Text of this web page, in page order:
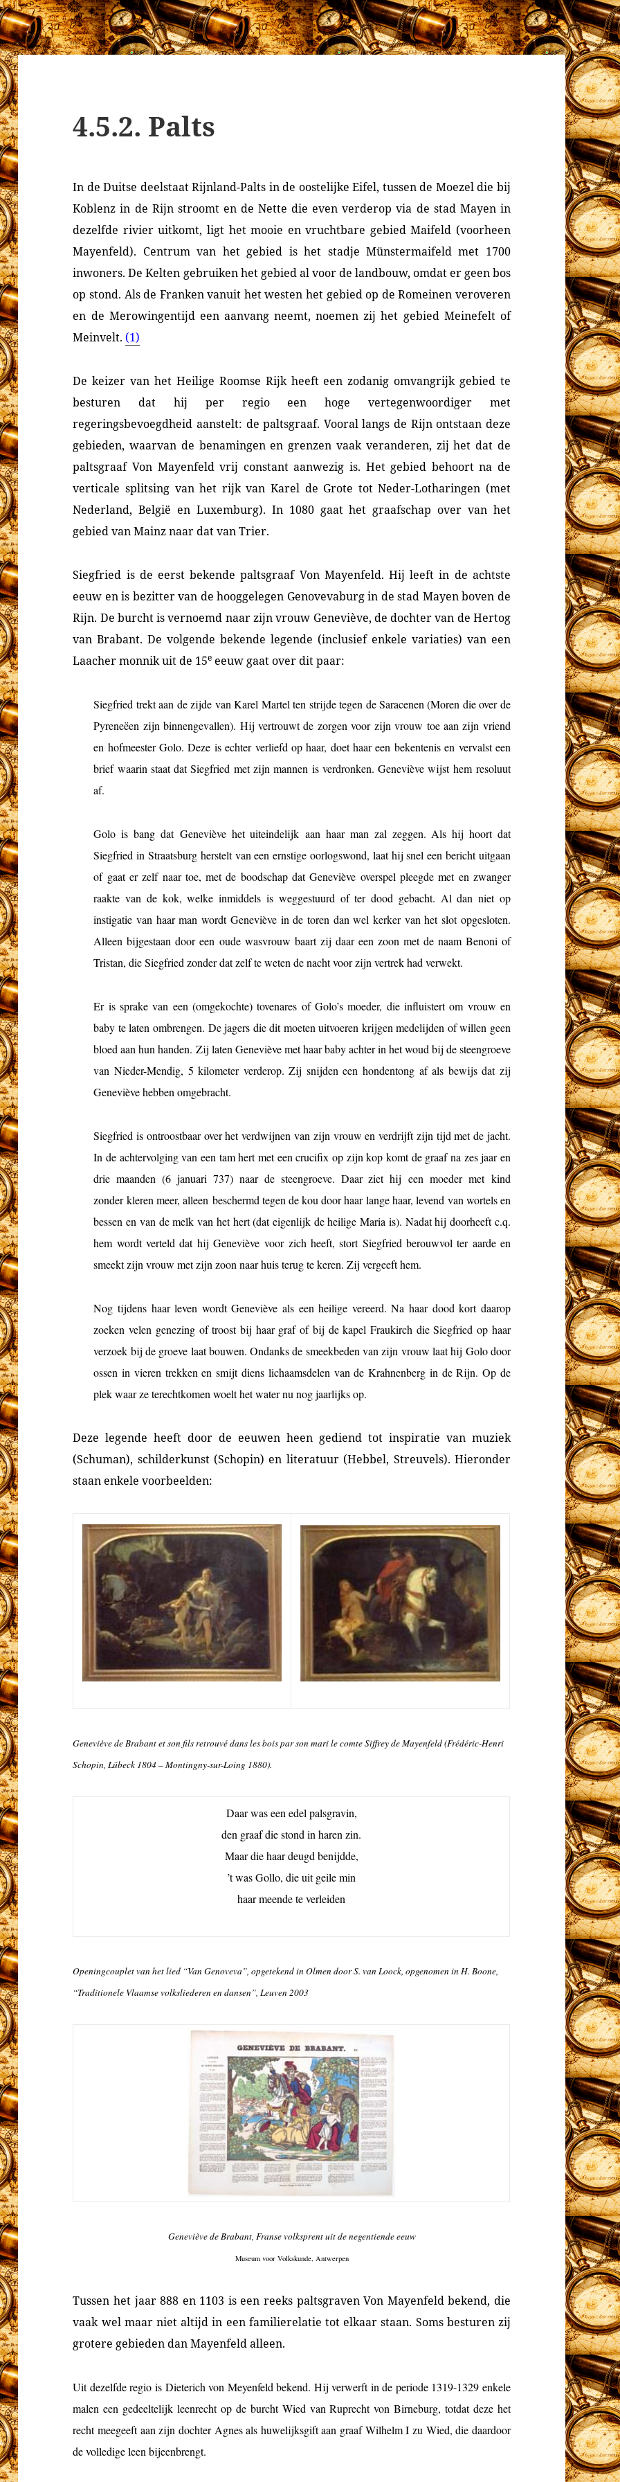
4.5.2. Palts
In de Duitse deelstaat Rijnland-Palts in de oostelijke Eifel, tussen de Moezel die bij
Koblenz in de Rijn stroomt en de Nette die even verderop via de stad Mayen in
dezelfde rivier uitkomt, ligt het mooie en vruchtbare gebied Maifeld (voorheen
Mayenfeld). Centrum van het gebied is het stadje Münstermaifeld met 1700
inwoners.De Kelten gebruiken het gebied al voor de landbouw, omdat er geen bos
op stond. Als de Franken vanuit het westen het gebied op de Romeinen veroveren
en de Merowingentijd een aanvang neemt, noemen zij het gebied Meinefelt of
Meinvelt. (1)
De keizer van het Heilige Roomse Rijk heeft een zodanig omvangrijk gebied te
besturen dat hij per regio een hoge vertegenwoordiger met
regeringsbevoegdheid aanstelt: de paltsgraaf. Vooral langs de Rijn ontstaan deze
gebieden, waarvan de benamingen en grenzen vaak veranderen, zij het dat de
paltsgraaf Von Mayenfeld vrij constant aanwezig is. Het gebied behoort na de
verticale splitsing van het rijk van Karel de Grote tot Neder-Lotharingen (met
Nederland, België en Luxemburg). In 1080 gaat het graafschap over van het
gebied van Mainz naar dat van Trier.
Siegfried is de eerst bekende paltsgraaf Von Mayenfeld. Hij leeft in de achtste
eeuw en is bezitter van de hooggelegen Genovevaburg in de stad Mayen boven de
Rijn. De burcht is vernoemd naar zijn vrouw Geneviève, de dochter van de Hertog
van Brabant. De volgende bekende legende (inclusief enkele variaties) van een
Laacher monnik uit de 15e eeuw gaat over dit paar:
Siegfried trekt aan de zijde van Karel Martel ten strijde tegen de Saracenen (Moren die over de
Pyreneëen zijn binnengevallen). Hij vertrouwt de zorgen voor zijn vrouw toe aan zijn vriend
en hofmeester Golo. Deze is echter verliefd op haar, doet haar een bekentenis en vervalst een
brief waarin staat dat Siegfried met zijn mannen is verdronken. Geneviève wijst hem resoluut
af.
Golo is bang dat Geneviève het uiteindelijk aan haar man zal zeggen. Als hij hoort dat
Siegfried in Straatsburg herstelt van een ernstige oorlogswond, laat hij snel een bericht uitgaan
of gaat er zelf naar toe, met de boodschap dat Geneviève overspel pleegde met en zwanger
raakte van de kok, welke inmiddels is weggestuurd of ter dood gebacht. Al dan niet op
instigatie van haar man wordt Geneviève in de toren dan wel kerker van het slot opgesloten.
Alleen bijgestaan door een oude wasvrouw baart zij daar een zoon met de naam Benoni of
Tristan, die Siegfried zonder dat zelf te weten de nacht voor zijn vertrek had verwekt.
Er is sprake van een (omgekochte) tovenares of Golo’s moeder, die influistert om vrouw en
baby te laten ombrengen. De jagers die dit moeten uitvoeren krijgen medelijden of willen geen
bloed aan hun handen. Zij laten Geneviève met haar baby achter in het woud bij de steengroeve
van Nieder-Mendig, 5 kilometer verderop. Zij snijden een hondentong af als bewijs dat zij
Geneviève hebben omgebracht.
Siegfried is ontroostbaar over het verdwijnen van zijn vrouw en verdrijft zijn tijd met de jacht.
In de achtervolging van een tam hert met een crucifix op zijn kop komt de graaf na zes jaar en
drie maanden (6 januari 737) naar de steengroeve. Daar ziet hij een moeder met kind
zonder kleren meer, alleen beschermd tegen de kou door haar lange haar, levend van wortels en
bessen en van de melk van het hert (dat eigenlijk de heilige Maria is). Nadat hij doorheeft c.q.
hem wordt verteld dat hij Geneviève voor zich heeft, stort Siegfried berouwvol ter aarde en
smeekt zijn vrouw met zijn zoon naar huis terug te keren. Zij vergeeft hem.
Nog tijdens haar leven wordt Geneviève als een heilige vereerd. Na haar dood kort daarop
zoeken velen genezing of troost bij haar graf of bij de kapel Fraukirch die Siegfried op haar
verzoek bij de groeve laat bouwen. Ondanks de smeekbeden van zijn vrouw laat hij Golo door
ossen in vieren trekken en smijt diens lichaamsdelen van de Krahnenberg in de Rijn. Op de
plek waar ze terechtkomen woelt het water nu nog jaarlijks op.
Deze legende heeft door de eeuwen heen gediend tot inspiratie van muziek
(Schuman), schilderkunst (Schopin) en literatuur (Hebbel, Streuvels). Hieronder
staan enkele voorbeelden:
Geneviève de Brabant et son fils retrouvé dans les bois par son mari le comte Siffrey de Mayenfeld (Frédéric-Henri
Schopin, Lübeck 1804 – Montingny-sur-Loing 1880).
Daar was een edel palsgravin,
den graaf die stond in haren zin.
Maar die haar deugd benijdde,
’t was Gollo, die uit geile min
haar meende te verleiden
Openingcouplet van het lied “Van Genoveva”, opgetekend in Olmen door S. van Loock,opgenomen in H. Boone,
“Traditionele Vlaamse volksliederen en dansen”, Leuven 2003
Geneviève de Brabant, Franse volksprent uit de negentiende eeuw
Museum voor Volkskunde, Antwerpen
Tussen het jaar 888 en 1103 is een reeks paltsgraven Von Mayenfeld bekend, die
vaak wel maar niet altijd in een familierelatie tot elkaar staan. Soms besturen zij
grotere gebieden dan Mayenfeld alleen.
Uit dezelfde regio is Dieterich von Meyenfeld bekend. Hij verwerft in de periode 1319-1329 enkele
malen een gedeeltelijk leenrecht op de burcht Wied van Ruprecht von Birneburg, totdat deze het
recht meegeeft aan zijn dochter Agnes als huwelijksgift aan graaf Wilhelm I zu Wied, die daardoor
de volledige leen bijeenbrengt.